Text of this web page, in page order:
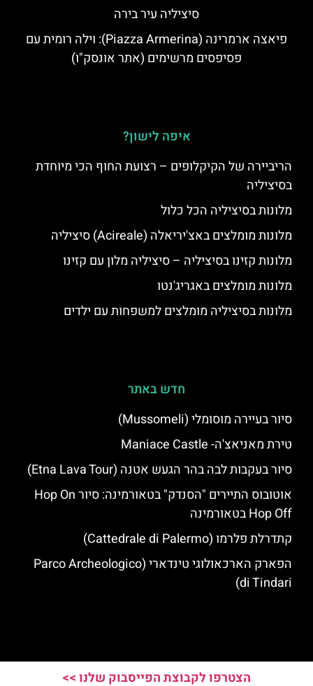
סיציליה עיר בירה
פיאצה ארמרינה (Piazza Armerina): וילה רומית עם
פסיפסים מרשימים (אתר אונסק"ו)
איפה לישון?
הריביירה של הקיקלופים – רצועת החוף הכי מיוחדת
בסיציליה
מלונות בסיציליה הכל כלול
מלונות מומלצים באצ'יריאלה (Acireale) סיציליה
מלונות קזינו בסיציליה – סיציליה מלון עם קזינו
מלונות מומלצים באגריג'נטו
מלונות בסיציליה מומלצים למשפחות עם ילדים
חדש באתר
סיור בעיירה מוסומלי (Mussomeli)
טירת מאניאצ'ה- Maniace Castle
סיור בעקבות לבה בהר הגעש אטנה (Etna Lava Tour)
אוטובוס התיירים "הסנדק" בטאורמינה: סיור Hop On
Hop Off בטאורמינה
קתדרלת פלרמו (Cattedrale di Palermo)
הפארק הארכאולוגי טינדארי (Parco Archeologico
di Tindari)
הצטרפו לקבוצת הפייסבוק שלנו >>